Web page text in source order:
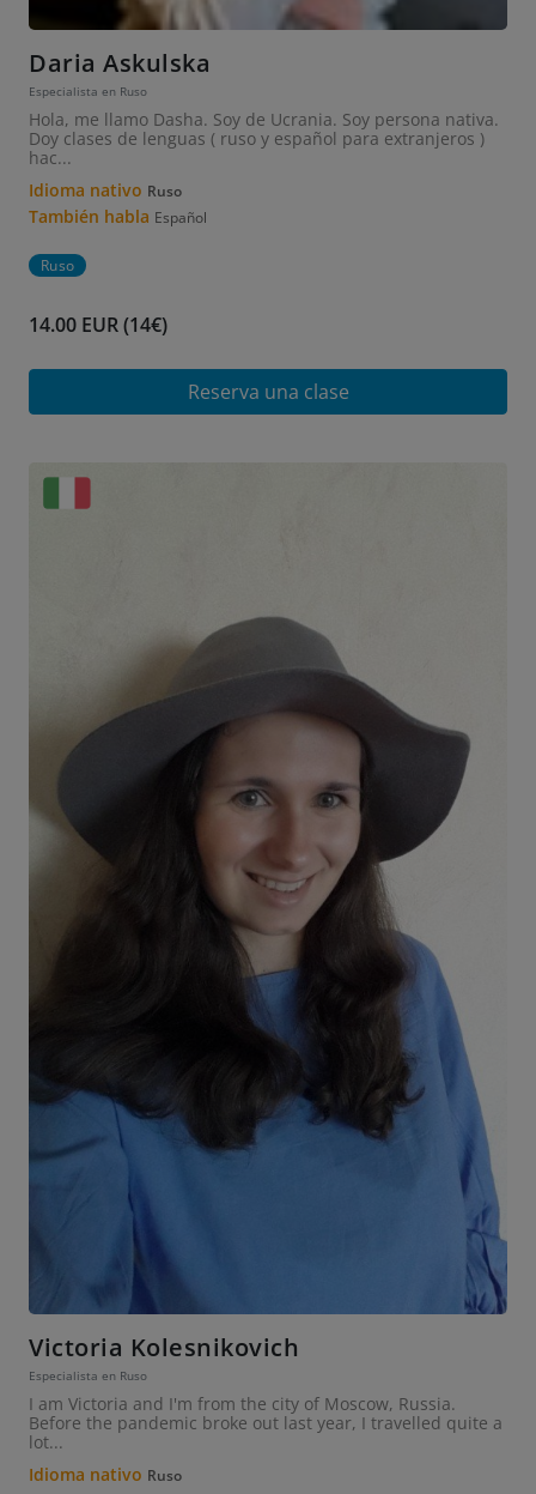
Daria Askulska
Especialista en Ruso
Hola, me llamo Dasha. Soy de Ucrania. Soy persona nativa.
Doy clases de lenguas ( ruso y español para extranjeros )
hac...
Idioma nativo Ruso
También habla Español
Ruso
14.00 EUR (14€)
Reserva una clase
Victoria Kolesnikovich
Especialista en Ruso
I am Victoria and I'm from the city of Moscow, Russia.
Before the pandemic broke out last year, I travelled quite a
lot...
Idioma nativo Ruso